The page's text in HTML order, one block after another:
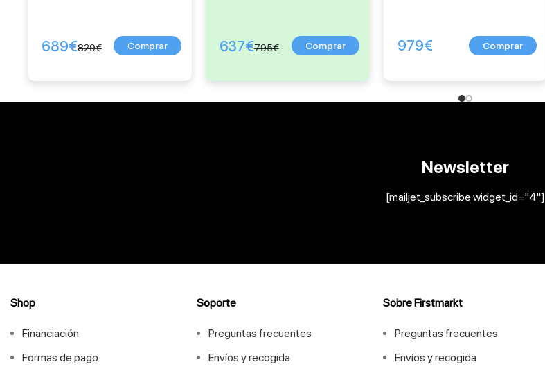
829€
689€ 795€
637€ 979€
Newsletter
[mailjet_subscribe widget_id="4"]
Shop
Financiación
Formas de pago
Soporte
Preguntas frecuentes
Envíos y recogida
Sobre Firstmarkt
Preguntas frecuentes
Envíos y recogida